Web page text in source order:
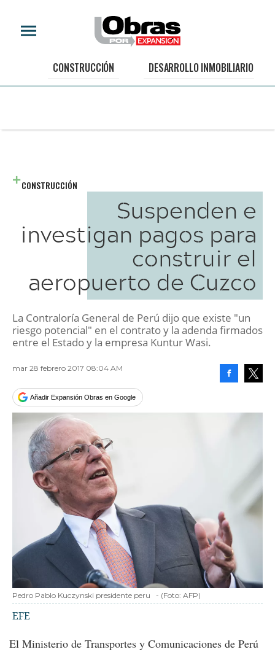
CONSTRUCCIÓN DESARROLLO INMOBILIARIO
CONSTRUCCIÓN
Suspenden e
investigan pagos para
construir el
aeropuerto de Cuzco
La Contraloría General de Perú dijo que existe "un
riesgo potencial" en el contrato y la adenda firmados
entre el Estado y la empresa Kuntur Wasi.
mar 28 febrero 2017 08:04 AM
Añadir Expansión Obras en Google
Pedro Pablo Kuczynski presidente peru - (Foto: AFP)
EFE
El Ministerio de Transportes y Comunicaciones de Perú